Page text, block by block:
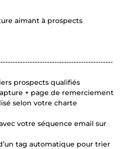
aimant à prospects
prospects qualifiés
+ page de remerciement
selon votre charte
votre séquence email sur
tag automatique pour trier